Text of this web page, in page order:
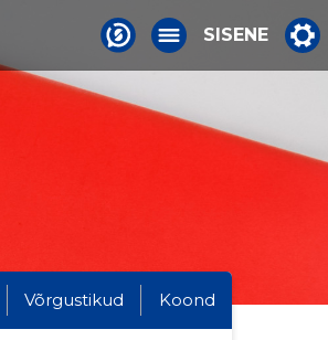
SISENE
Võrgustikud Koond